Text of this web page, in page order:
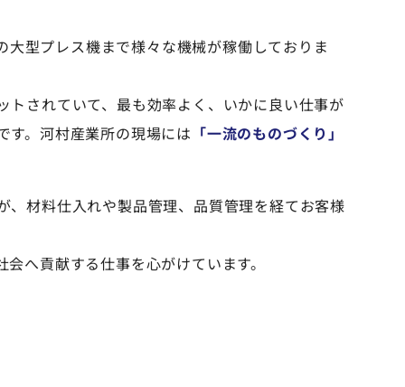
型プレス機まで様々な機械が稼働しておりま
されていて、最も効率よく、いかに良い仕事が
す。河村産業所の現場には 「一流のものづくり」
材料仕入れや製品管理、品質管理を経てお客様
へ貢献する仕事を心がけています。